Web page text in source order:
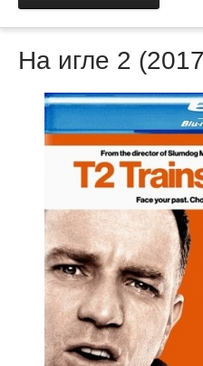
На игле 2